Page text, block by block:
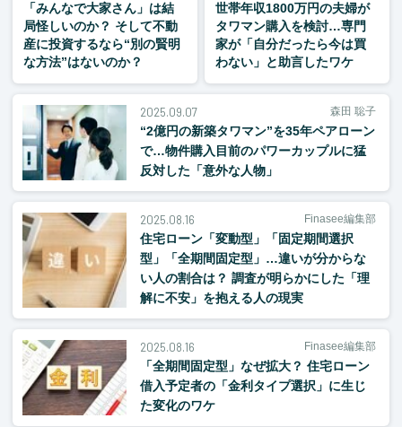
「みんなで大家さん」は結
局怪しいのか？ そして不動
産に投資するなら“別の賢明
な方法”はないのか？
世帯年収1800万円の夫婦が
タワマン購入を検討…専門
家が「自分だったら今は買
わない」と助言したワケ
2025.09.07 森田 聡子
“2億円の新築タワマン”を35年ペアローン
で…物件購入目前のパワーカップルに猛
反対した「意外な人物」
2025.08.16 Finasee編集部
住宅ローン「変動型」「固定期間選択
型」「全期間固定型」…違いが分からな
い人の割合は？ 調査が明らかにした「理
解に不安」を抱える人の現実
2025.08.16 Finasee編集部
「全期間固定型」なぜ拡大？ 住宅ローン
借入予定者の「金利タイプ選択」に生じ
た変化のワケ